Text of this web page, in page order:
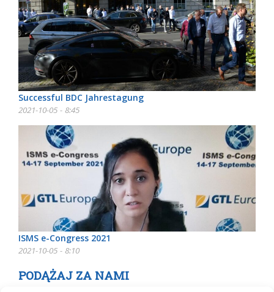
Successful BDC Jahrestagung
2021-10-05 - 8:45
ISMS e-Congress 2021
2021-10-05 - 8:10
PODĄŻAJ ZA NAMI